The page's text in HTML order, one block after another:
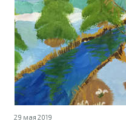
29 мая 2019